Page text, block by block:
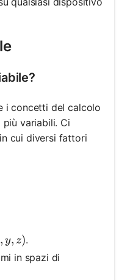
i concetti del calcolo
variabili. Ci
cui diversi fattori
z)
, y, z).
in spazi di